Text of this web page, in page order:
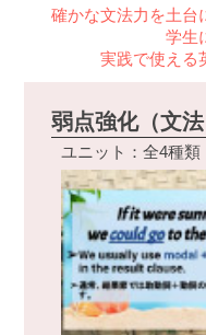
確かな文法力を土台
学生
実践で使える
弱点強化（文法
ユニット：全4種類